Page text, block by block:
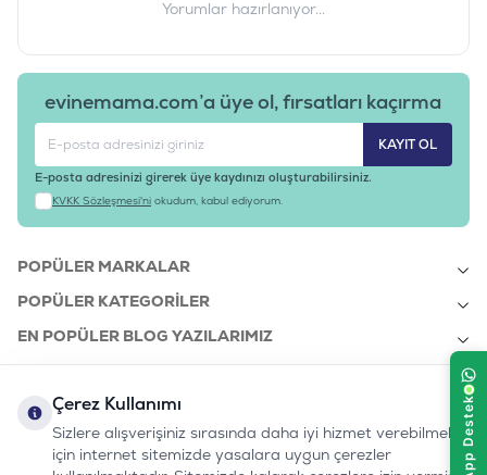
Yorumlar hazırlanıyor...
evinemama.com’a üye ol, fırsatları kaçırma
KAYIT OL
E-posta adresinizi girerek üye kaydınızı oluşturabilirsiniz.
KVKK Sözleşmesi'ni okudum, kabul ediyorum.
POPÜLER MARKALAR
POPÜLER KATEGORILER
EN POPÜLER BLOG YAZILARIMIZ
KURUMSAL
Çerez Kullanımı
Sizlere alışverişiniz sırasında daha iyi hizmet verebilmek
için internet sitemizde yasalara uygun çerezler